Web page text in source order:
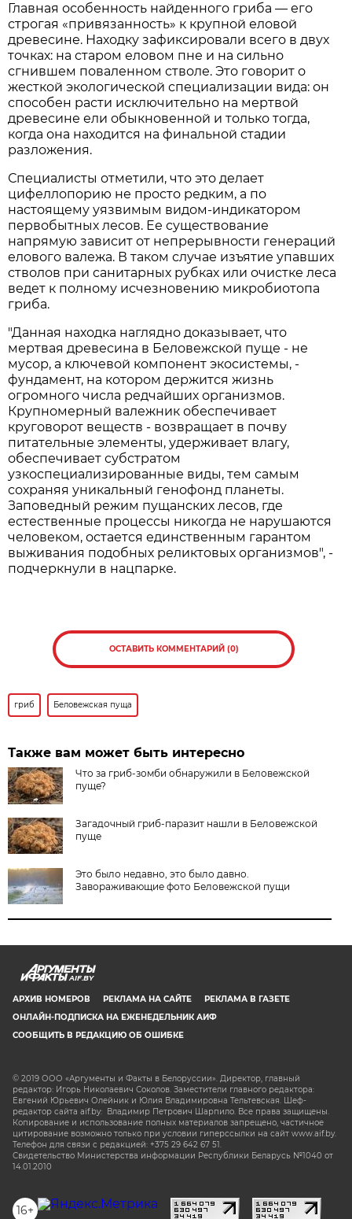
Главная особенность найденного гриба — его
строгая «привязанность» к крупной еловой
древесине. Находку зафиксировали всего в двух
точках: на старом еловом пне и на сильно
сгнившем поваленном стволе. Это говорит о
жесткой экологической специализации вида: он
способен расти исключительно на мертвой
древесине ели обыкновенной и только тогда,
когда она находится на финальной стадии
разложения.
Специалисты отметили, что это делает
цифеллопорию не просто редким, а по
настоящему уязвимым видом-индикатором
первобытных лесов. Ее существование
напрямую зависит от непрерывности генераций
елового валежа. В таком случае изъятие упавших
стволов при санитарных рубках или очистке леса
ведет к полному исчезновению микробиотопа
гриба.
"Данная находка наглядно доказывает, что
мертвая древесина в Беловежской пуще - не
мусор, а ключевой компонент экосистемы, -
фундамент, на котором держится жизнь
огромного числа редчайших организмов.
Крупномерный валежник обеспечивает
круговорот веществ - возвращает в почву
питательные элементы, удерживает влагу,
обеспечивает субстратом
узкоспециализированные виды, тем самым
сохраняя уникальный генофонд планеты.
Заповедный режим пущанских лесов, где
естественные процессы никогда не нарушаются
человеком, остается единственным гарантом
выживания подобных реликтовых организмов", -
подчеркнули в нацпарке.
ОСТАВИТЬ КОММЕНТАРИЙ (0)
гриб Беловежская пуща
Также вам может быть интересно
Что за гриб-зомби обнаружили в Беловежской
пуще?
Загадочный гриб-паразит нашли в Беловежской
пуще
Это было недавно, это было давно.
Завораживающие фото Беловежской пущи
AIF.BY
АРХИВ НОМЕРОВ РЕКЛАМА НА САЙТЕ
РЕКЛАМА В ГАЗЕТЕ
ОНЛАЙН-ПОДПИСКА НА ЕЖЕНЕДЕЛЬНИК АИФ
СООБЩИТЬ В РЕДАКЦИЮ ОБ ОШИБКЕ
© 2019 ООО «Аргументы и Факты в Белоруссии». Директор, главный
редактор: Игорь Николаевич Соколов. Заместители главного редактора:
Евгений Юрьевич Олейник и Юлия Владимировна Тельтевская. Шеф-
редактор сайта aif.by: Владимир Петрович Шарпило. Все права защищены.
Копирование и использование полных материалов запрещено, частичное
цитирование возможно только при условии гиперссылки на сайт www.aif.by.
Телефон для связи с редакцией: +375 29 642 67 51.
Свидетельство Министерства информации Республики Беларусь №1040 от
14.01.2010
16+